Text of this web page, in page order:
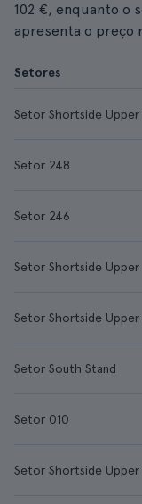
102 €, enquanto o
apresenta o preço
Setores
Setor Shortside Upper
Setor 248
Setor 246
Setor Shortside Upper
Setor Shortside Upper
Setor South Stand
Setor 010
Setor Shortside